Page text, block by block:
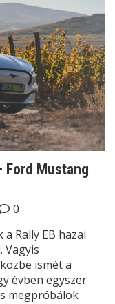
Ford Mustang
0
Rally EB hazai
Vagyis
ismét a
évben egyszer
megpróbálok